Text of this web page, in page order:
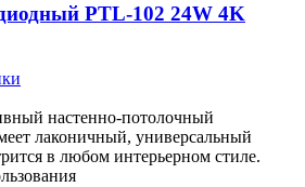
PTL-102 24W 4K
настенно-потолочный
лаконичный, универсальный
в любом интерьерном стиле.